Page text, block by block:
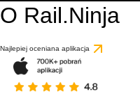
O Rail.Ninja
Najlepiej oceniana aplikacja